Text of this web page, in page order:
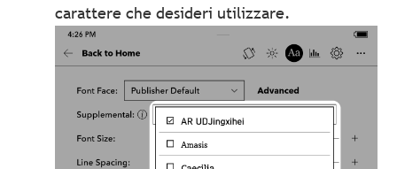
carattere che desideri utilizzare.